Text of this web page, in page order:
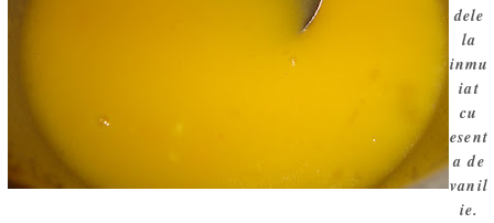
dele
la
inmu
iat
cu
esent
a de
vanil
ie.